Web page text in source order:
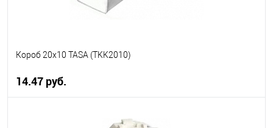
Короб 20х10 TASA (TKK2010)
14.47 руб.